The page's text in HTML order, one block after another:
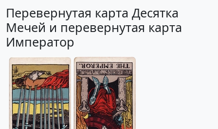
Перевернутая карта Десятка
Мечей и перевернутая карта
Император